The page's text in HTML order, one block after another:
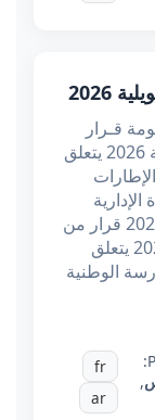
قـرار
من رئيسة الحكومة مؤرخ في 17 جويلية 2026 يتعلق
بالمدرسة الوطنية للإدارة بعنوان سنة 2026 قرار من
رئيسة الحكومة مؤرخ في 17 جويلية 2026 يتعلق
الوطنية
,
fr
ar